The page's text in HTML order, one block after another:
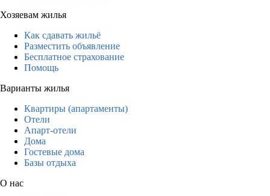
Хозяевам жилья
Как сдавать жильё
Разместить объявление
Бесплатное страхование
Помощь
Варианты жилья
Квартиры (апартаменты)
Отели
Апарт-отели
Дома
Гостевые дома
Базы отдыха
О нас